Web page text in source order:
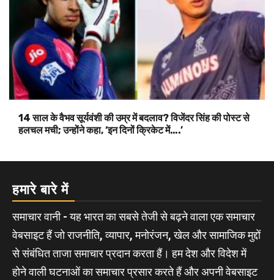
14 साल के वैभव सूर्यवंशी की उम्र में बदलाव? विजेंदर सिंह की पोस्ट से
हलचल मची; उन्होंने कहा, ‘इन दिनों क्रिकेट में….’
हमारे बारे में
समाचार वानी - यह भारत का सबसे तेजी से बढ़ने वाला एक समाचार
वेबसाइट हैं जो राजनीति, व्यापार, मनोरंजन, खेल और सामाजिक मुद्दों
से संबंधित ताजा समाचार प्रदान करता हैं। हम देश और विदेश में
होने वाली घटनाओं का समाचार प्रसार करते हैं और अपनी वेबसाइट